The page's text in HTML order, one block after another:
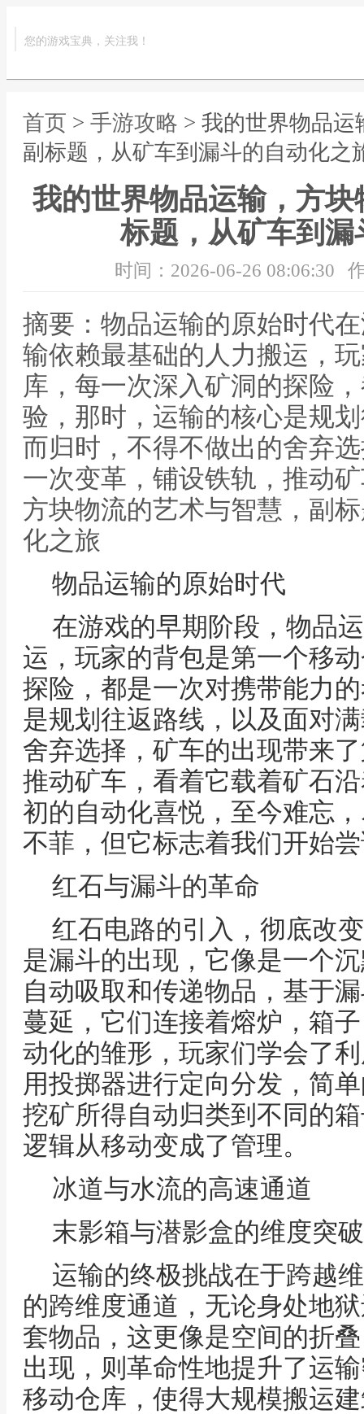
您的游戏宝典，关注我！
首页 > 手游攻略 > 我的世界物品
副标题，从矿车到漏斗的自动化之
我的世界物品运输，方
标题，从矿车到
时间：2026-06-26 08:06:30
摘要：物品运输的原始时代
输依赖最基础的人力搬运，
库，每一次深入矿洞的探险
验，那时，运输的核心是规
而归时，不得不做出的舍弃
一次变革，铺设铁轨，推动
方块物流的艺术与智慧，副
化之旅
物品运输的原始时代
在游戏的早期阶段，物品
运，玩家的背包是第一个移
探险，都是一次对携带能力
是规划往返路线，以及面对
舍弃选择，矿车的出现带来
推动矿车，看着它载着矿石
初的自动化喜悦，至今难忘
不菲，但它标志着我们开始
红石与漏斗的革命
红石电路的引入，彻底改
是漏斗的出现，它像是一个
自动吸取和传递物品，基于
蔓延，它们连接着熔炉，箱
动化的雏形，玩家们学会了
用投掷器进行定向分发，简
挖矿所得自动归类到不同的
逻辑从移动变成了管理。
冰道与水流的高速通道
末影箱与潜影盒的维度突破
运输的终极挑战在于跨越
的跨维度通道，无论身处地
套物品，这更像是空间的折
出现，则革命性地提升了运
移动仓库，使得大规模搬运